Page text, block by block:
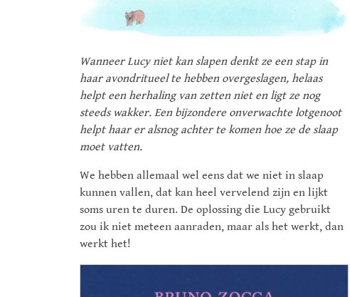
Wanneer Lucy niet kan slapen denkt ze een stap in
haar avondritueel te hebben overgeslagen, helaas
helpt een herhaling van zetten niet en ligt ze nog
steeds wakker. Een bijzondere onverwachte lotgenoot
helpt haar er alsnog achter te komen hoe ze de slaap
moet vatten.
We hebben allemaal wel eens dat we niet in slaap
kunnen vallen, dat kan heel vervelend zijn en lijkt
soms uren te duren. De oplossing die Lucy gebruikt
zou ik niet meteen aanraden, maar als het werkt, dan
werkt het!